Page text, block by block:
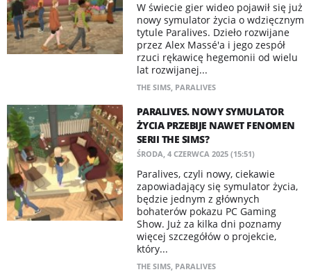
W świecie gier wideo pojawił się już
nowy symulator życia o wdzięcznym
tytule Paralives. Dzieło rozwijane
przez Alex Massé'a i jego zespół
rzuci rękawicę hegemonii od wielu
lat rozwijanej...
THE SIMS, PARALIVES
PARALIVES. NOWY SYMULATOR
ŻYCIA PRZEBIJE NAWET FENOMEN
SERII THE SIMS?
ŚRODA, 4 CZERWCA 2025 (15:51)
Paralives, czyli nowy, ciekawie
zapowiadający się symulator życia,
będzie jednym z głównych
bohaterów pokazu PC Gaming
Show. Już za kilka dni poznamy
więcej szczegółów o projekcie,
który...
THE SIMS, PARALIVES